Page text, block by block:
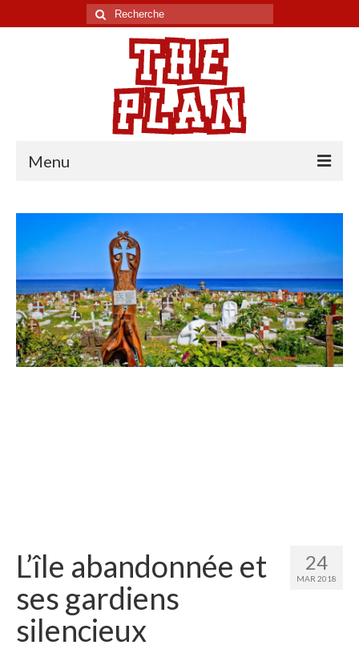
Rechercher
:
Menu
Chili
Pérou
Equateur
Colombie
Etats-Unis
Laos
Chine
Kazakhstan
24
MAR 2018
L’île abandonnée et
ses gardiens
silencieux